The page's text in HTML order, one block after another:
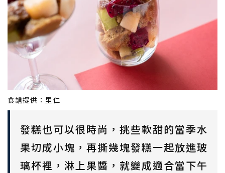
食譜提供：里仁
發糕也可以很時尚，挑些軟甜的當季水
果切成小塊，再撕幾塊發糕一起放進玻
璃杯裡，淋上果醬，就變成適合當下午